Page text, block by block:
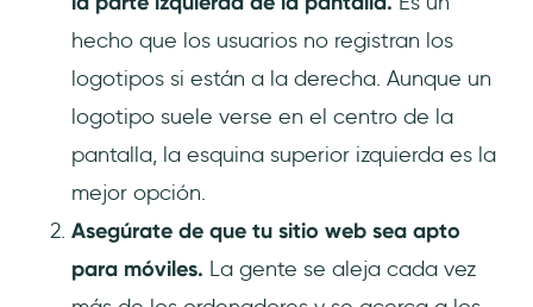
hecho que los usuarios no registran los
logotipos si están a la derecha. Aunque un
logotipo suele verse en el centro de la
pantalla, la esquina superior izquierda es la
mejor opción.
Asegúrate de que tu sitio web sea apto
para móviles. La gente se aleja cada vez